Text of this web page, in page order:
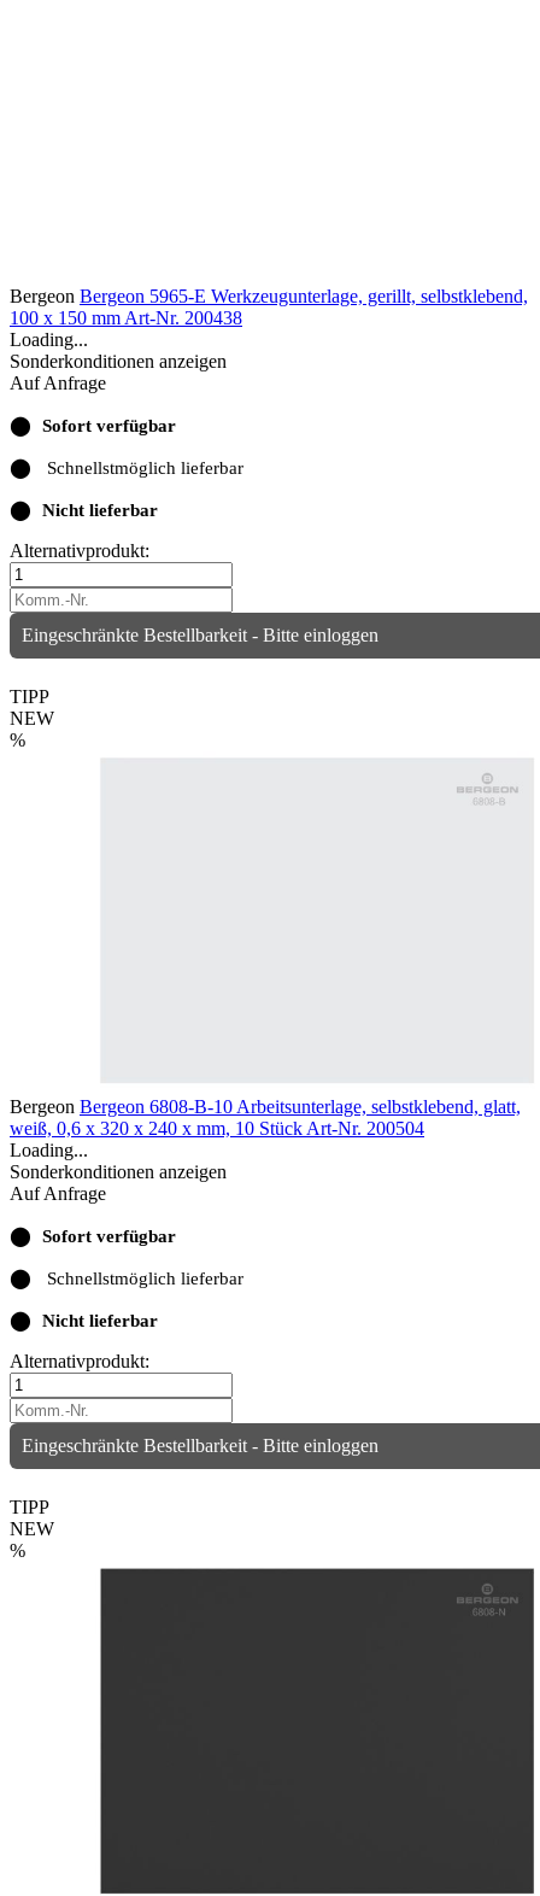
Bergeon Bergeon 5965-E Werkzeugunterlage, gerillt, selbstklebend,
100 x 150 mm Art-Nr. 200438
Loading...
Sonderkonditionen anzeigen
Auf Anfrage
⬤ Sofort verfügbar
⬤ Schnellstmöglich lieferbar
⬤ Nicht lieferbar
Alternativprodukt:
Eingeschränkte Bestellbarkeit - Bitte einloggen
TIPP
NEW
%
Bergeon Bergeon 6808-B-10 Arbeitsunterlage, selbstklebend, glatt,
weiß, 0,6 x 320 x 240 x mm, 10 Stück Art-Nr. 200504
Loading...
Sonderkonditionen anzeigen
Auf Anfrage
⬤ Sofort verfügbar
⬤ Schnellstmöglich lieferbar
⬤ Nicht lieferbar
Alternativprodukt:
Eingeschränkte Bestellbarkeit - Bitte einloggen
TIPP
NEW
%